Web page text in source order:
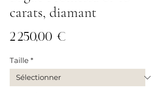
carats, diamant
2 250,00 €
Taille *